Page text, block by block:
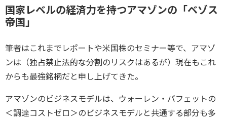
国家レベルの経済力を持つアマゾンの「ベゾス
帝国」
筆者はこれまでレポートや米国株のセミナー等で、アマゾ
ンは（独占禁止法的な分割のリスクはあるが）現在もこれ
からも最強銘柄だと申し上げてきた。
アマゾンのビジネスモデルは、ウォーレン・バフェットの
＜調達コストゼロ＞のビジネスモデルと共通する部分も多